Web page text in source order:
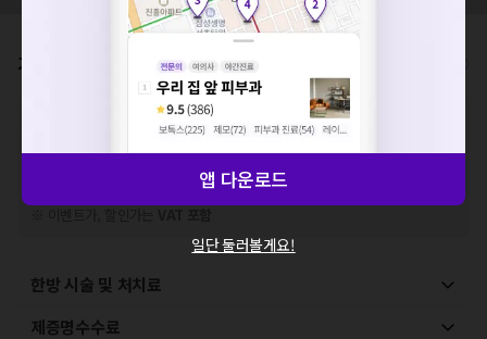
가격표
비급여 항목의 경우,추가비용 등으로 실제 가격과 상이할 수 있으니, 정확
한 가격은 해당 의료기관에 직접 문의해주세요.
※급여 항목의 경우,건강보험심사평가원에 고지되어 있는 급여 진료 기준 가
격입니다. (진료와 연관된 복합적인 비용이 추가되어, 병원마다 금액이 다르게
산정될 수 있는 점 참고 바랍니다.)
한방 시술 및 처치료
제증명수수료
앱 다운로드
일단 둘러볼게요!